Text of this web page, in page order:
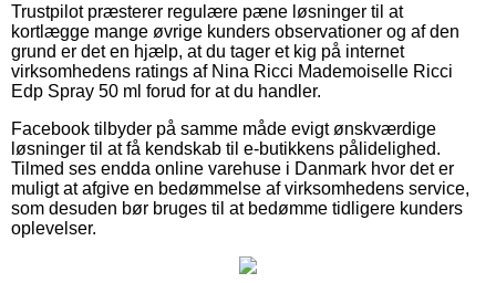
Trustpilot præsterer regulære pæne løsninger til at
kortlægge mange øvrige kunders observationer og af den
grund er det en hjælp, at du tager et kig på internet
virksomhedens ratings af Nina Ricci Mademoiselle Ricci
Edp Spray 50 ml forud for at du handler.
Facebook tilbyder på samme måde evigt ønskværdige
løsninger til at få kendskab til e-butikkens pålidelighed.
Tilmed ses endda online varehuse i Danmark hvor det er
muligt at afgive en bedømmelse af virksomhedens service,
som desuden bør bruges til at bedømme tidligere kunders
oplevelser.